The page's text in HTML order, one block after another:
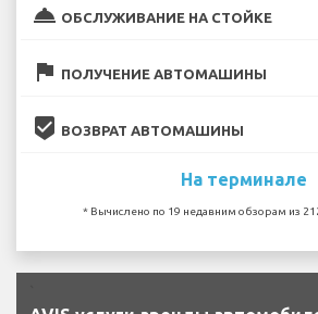
room_service ОБСЛУЖИВАНИЕ НА СТОЙКЕ
flag ПОЛУЧЕНИЕ АВТОМАШИНЫ
beenhere ВОЗВРАТ АВТОМАШИНЫ
На терминале
* Вычислено по 19 недавним обзорам из